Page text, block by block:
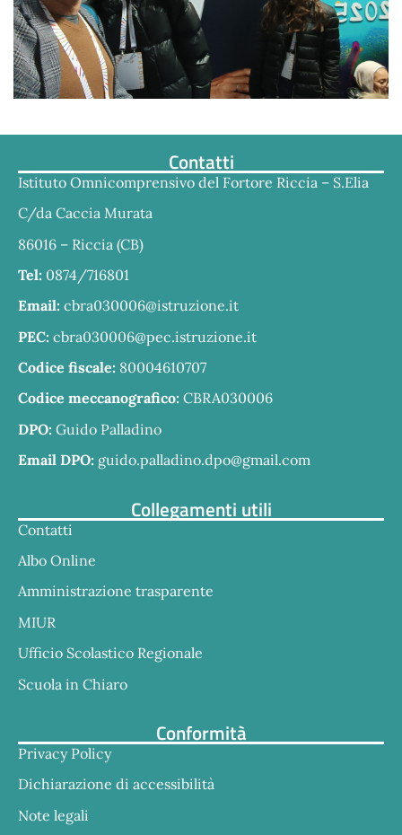
Contatti
Istituto Omnicomprensivo del Fortore Riccia – S.Elia
C/da Caccia Murata
86016 – Riccia (CB)
Tel: 0874/716801
Email: cbra030006@istruzione.it
PEC: cbra030006@pec.istruzione.it
Codice fiscale: 80004610707
Codice meccanografico: CBRA030006
DPO: Guido Palladino
Email DPO: guido.palladino.dpo@gmail.com
Collegamenti utili
Contatti
Albo Online
Amministrazione trasparente
MIUR
Ufficio Scolastico Regionale
Scuola in Chiaro
Conformità
Privacy Policy
Dichiarazione di accessibilità
Note legali